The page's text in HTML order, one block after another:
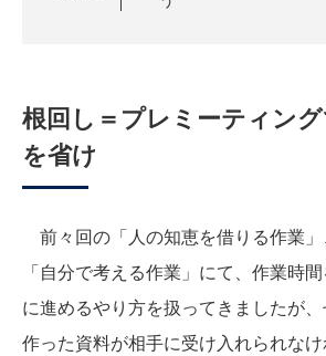
根回し＝プレミーティン
を省け
前々回の「人の知恵を借りる作業
「自分で考える作業」にて、作業時
に進めるやり方を扱ってきましたが
作った資料が相手に受け入れられな